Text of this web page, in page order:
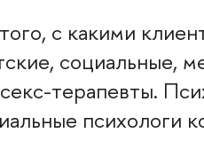
с какими
социальные,
терапевты.
психологи